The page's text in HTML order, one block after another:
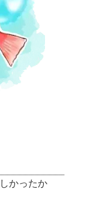
かったか